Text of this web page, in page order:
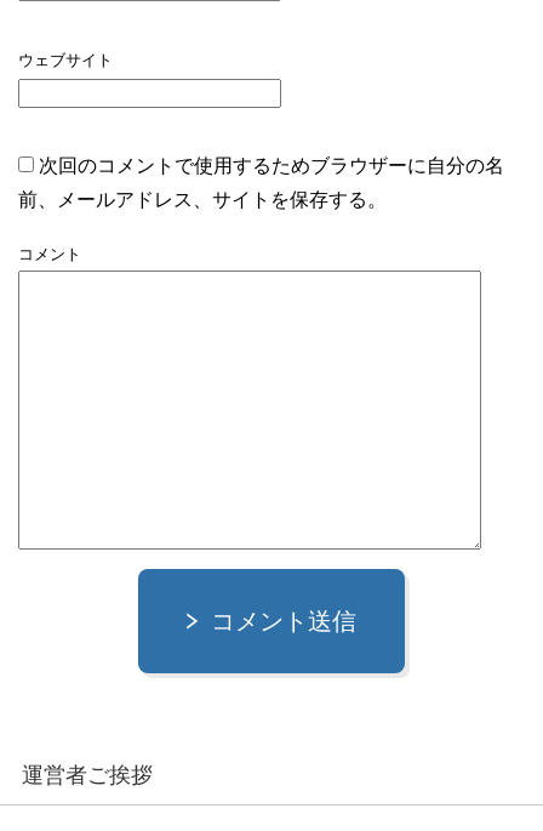
ウェブサイト
次回のコメントで使用するためブラウザーに自分の名
前、メールアドレス、サイトを保存する。
コメント
コメント送信
運営者ご挨拶